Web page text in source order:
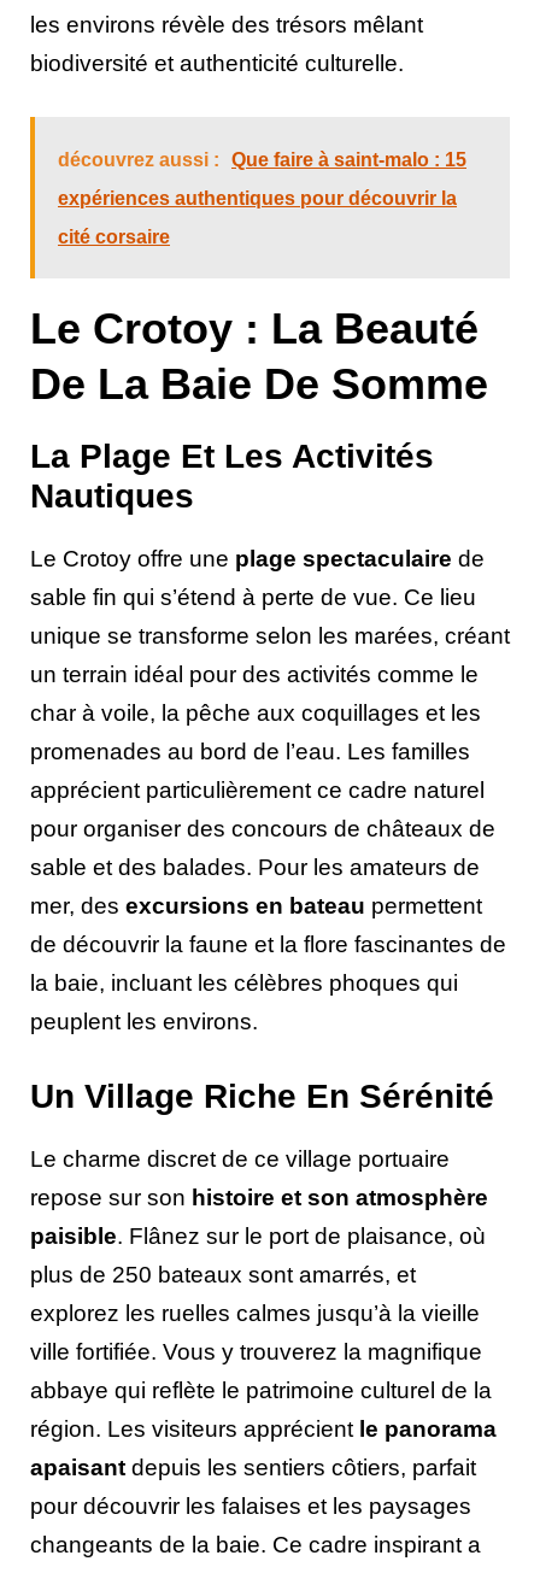
les environs révèle des trésors mêlant
biodiversité et authenticité culturelle.
découvrez aussi :
Que faire à saint-malo : 15
expériences authentiques pour découvrir la
cité corsaire
Le Crotoy : La Beauté
De La Baie De Somme
La Plage Et Les Activités
Nautiques
Le Crotoy offre une plage spectaculaire de
sable fin qui s’étend à perte de vue. Ce lieu
unique se transforme selon les marées, créant
un terrain idéal pour des activités comme le
char à voile, la pêche aux coquillages et les
promenades au bord de l’eau. Les familles
apprécient particulièrement ce cadre naturel
pour organiser des concours de châteaux de
sable et des balades. Pour les amateurs de
mer, des excursions en bateau permettent
de découvrir la faune et la flore fascinantes de
la baie, incluant les célèbres phoques qui
peuplent les environs.
Un Village Riche En Sérénité
Le charme discret de ce village portuaire
repose sur son histoire et son atmosphère
paisible. Flânez sur le port de plaisance, où
plus de 250 bateaux sont amarrés, et
explorez les ruelles calmes jusqu’à la vieille
ville fortifiée. Vous y trouverez la magnifique
abbaye qui reflète le patrimoine culturel de la
région. Les visiteurs apprécient le panorama
apaisant depuis les sentiers côtiers, parfait
pour découvrir les falaises et les paysages
changeants de la baie. Ce cadre inspirant a